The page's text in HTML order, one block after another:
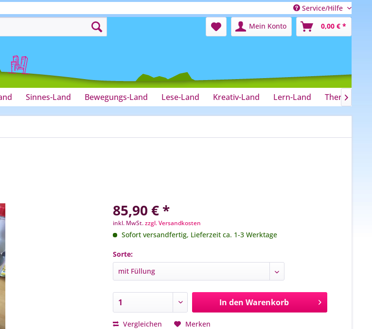
Service/Hilfe
Mein Konto
0,00 € *
Sinnes-Land Bewegungs-Land Lese-Land Kreativ-Land Lern-Land Therapie-

85,90 € *
inkl. MwSt.zzgl. Versandkosten
Sofort versandfertig, Lieferzeit ca. 1-3 Werktage
Sorte:
In den Warenkorb
Vergleichen Merken